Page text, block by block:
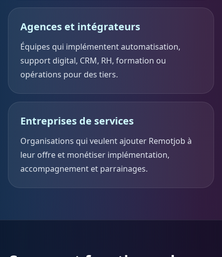
Agences et intégrateurs
Équipes qui implémentent automatisation,
support digital, CRM, RH, formation ou
opérations pour des tiers.
Entreprises de services
Organisations qui veulent ajouter Remotjob à
leur offre et monétiser implémentation,
accompagnement et parrainages.